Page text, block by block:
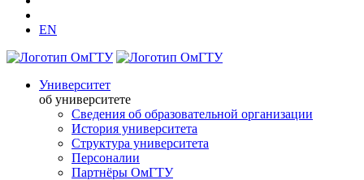
EN
Университет
об университете
Сведения об образовательной организации
История университета
Структура университета
Персоналии
Партнёры ОмГТУ